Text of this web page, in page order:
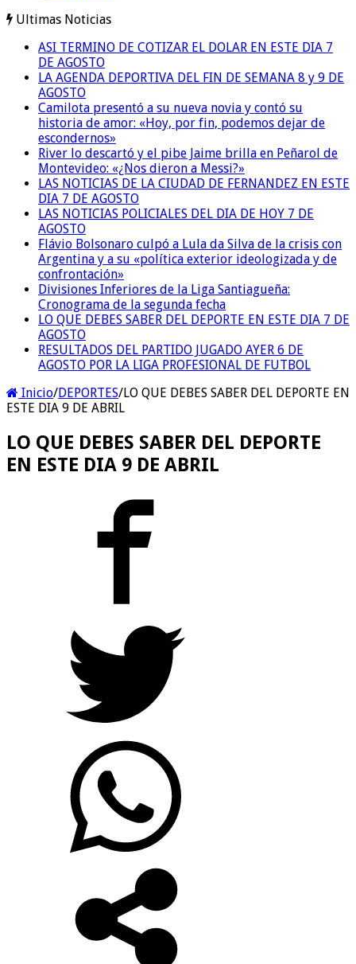
Ultimas Noticias
ASI TERMINO DE COTIZAR EL DOLAR EN ESTE DIA 7
DE AGOSTO
LA AGENDA DEPORTIVA DEL FIN DE SEMANA 8 y 9 DE
AGOSTO
Camilota presentó a su nueva novia y contó su
historia de amor: «Hoy, por fin, podemos dejar de
escondernos»
River lo descartó y el pibe Jaime brilla en Peñarol de
Montevideo: «¿Nos dieron a Messi?»
LAS NOTICIAS DE LA CIUDAD DE FERNANDEZ EN ESTE
DIA 7 DE AGOSTO
LAS NOTICIAS POLICIALES DEL DIA DE HOY 7 DE
AGOSTO
Flávio Bolsonaro culpó a Lula da Silva de la crisis con
Argentina y a su «política exterior ideologizada y de
confrontación»
Divisiones Inferiores de la Liga Santiagueña:
Cronograma de la segunda fecha
LO QUE DEBES SABER DEL DEPORTE EN ESTE DIA 7 DE
AGOSTO
RESULTADOS DEL PARTIDO JUGADO AYER 6 DE
AGOSTO POR LA LIGA PROFESIONAL DE FUTBOL
Inicio/DEPORTES/LO QUE DEBES SABER DEL DEPORTE EN
ESTE DIA 9 DE ABRIL
LO QUE DEBES SABER DEL DEPORTE
EN ESTE DIA 9 DE ABRIL